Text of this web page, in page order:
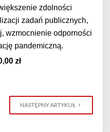
zdolności
zadań publicznych,
wzmocnienie odporności
pandemiczną.
zł
NASTĘPNY ARTYKUŁ